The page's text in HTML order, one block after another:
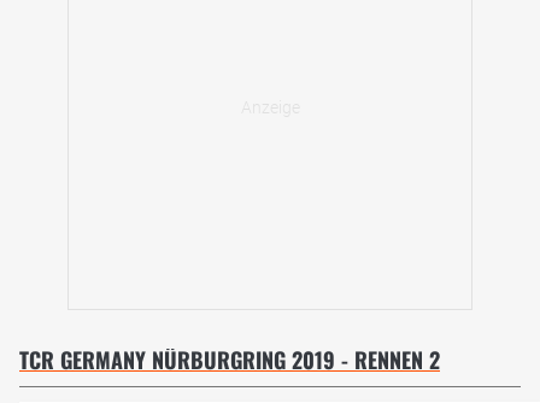
TCR GERMANY NÜRBURGRING 2019 - RENNEN 2